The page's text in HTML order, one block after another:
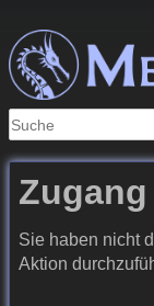
Sie haben nicht
Aktion